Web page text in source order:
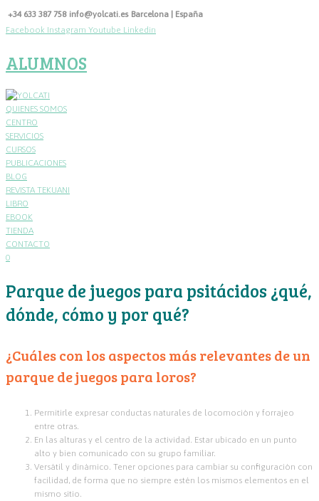
Skip
to
+34 633 387 758 info@yolcati.es Barcelona | España
Facebook Instagram Youtube Linkedin
ALUMNOS
QUIENES SOMOS
CENTRO
SERVICIOS
CURSOS
PUBLICACIONES
BLOG
REVISTA TEKUANI
LIBRO
EBOOK
TIENDA
CONTACTO
0
Parque de juegos para psitácidos ¿qué,
dónde, cómo y por qué?
¿Cuáles con los aspectos más relevantes de un
parque de juegos para loros?
Permitirle expresar conductas naturales de locomoción y forrajeo
entre otras.
En las alturas y el centro de la actividad. Estar ubicado en un punto
alto y bien comunicado con su grupo familiar.
Versátil y dinámico. Tener opciones para cambiar su configuración con
facilidad, de forma que no siempre estén los mismos elementos en el
mismo sitio.